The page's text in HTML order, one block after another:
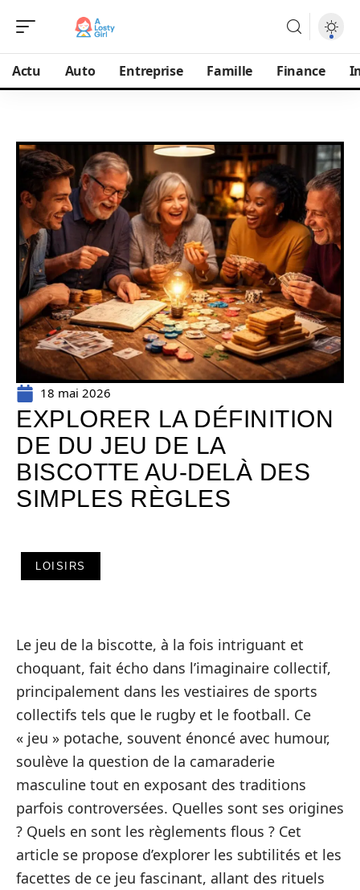
Actu Auto Entreprise Famille Finance
18 mai 2026
EXPLORER LA DÉFINITION
DE DU JEU DE LA
BISCOTTE AU-DELÀ DES
SIMPLES RÈGLES
LOISIRS
Le jeu de la biscotte, à la fois intriguant et
choquant, fait écho dans l’imaginaire collectif,
principalement dans les vestiaires de sports
collectifs tels que le rugby et le football. Ce
« jeu » potache, souvent énoncé avec humour,
soulève la question de la camaraderie
masculine tout en exposant des traditions
parfois controversées. Quelles sont ses origines
? Quels en sont les règlements flous ? Cet
article se propose d’explorer les subtilités et les
facettes de ce jeu fascinant, allant des rituels